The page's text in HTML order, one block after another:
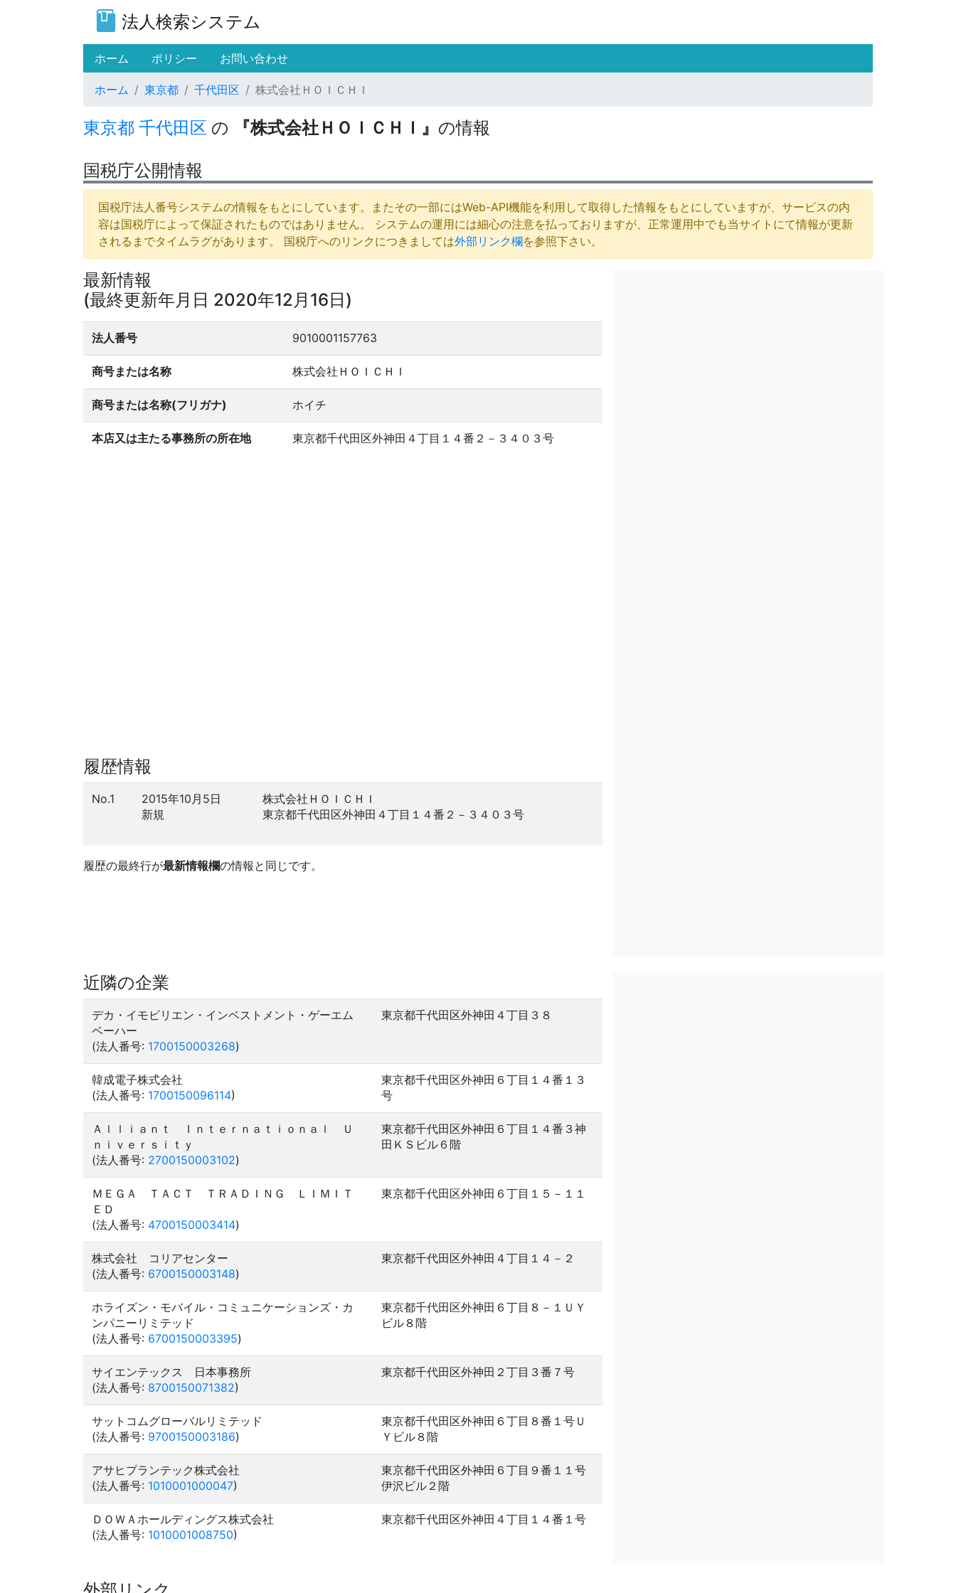
法人検索システム
ホーム (current)
ポリシー お問い合わせ
ホーム 東京都 千代田区 株式会社ＨＯＩＣＨＩ
東京都 千代田区 の 『株式会社ＨＯＩＣＨＩ』 の情報
国税庁公開情報
国税庁法人番号システムの情報をもとにしています。またその一部にはWeb-API機能を利用して取得した情報をもとにしていますが、サービスの内
容は国税庁によって保証されたものではありません。 システムの運用には細心の注意を払っておりますが、正常運用中でも当サイトにて情報が更新
されるまでタイムラグがあります。 国税庁へのリンクにつきましては外部リンク欄を参照下さい。
最新情報
(最終更新年月日 2020年12月16日)
法人番号 9010001157763
商号または名称 株式会社ＨＯＩＣＨＩ
商号または名称(フリガナ) ホイチ
本店又は主たる事務所の所在地 東京都千代田区外神田４丁目１４番２－３４０３号
履歴情報
No.1
2015年10月5日
新規
株式会社ＨＯＩＣＨＩ
東京都千代田区外神田４丁目１４番２－３４０３号
履歴の最終行が最新情報欄の情報と同じです。
近隣の企業
デカ・イモビリエン・インベストメント・ゲーエム
ベーハー
(法人番号: 1700150003268)
東京都千代田区外神田４丁目３８
韓成電子株式会社
(法人番号: 1700150096114)
東京都千代田区外神田６丁目１４番１３
号
Ａｌｌｉａｎｔ Ｉｎｔｅｒｎａｔｉｏｎａｌ Ｕ
ｎｉｖｅｒｓｉｔｙ
(法人番号: 2700150003102)
東京都千代田区外神田６丁目１４番３神
田ＫＳビル６階
ＭＥＧＡ ＴＡＣＴ ＴＲＡＤＩＮＧ ＬＩＭＩＴ
ＥＤ
(法人番号: 4700150003414)
東京都千代田区外神田６丁目１５－１１
株式会社 コリアセンター
(法人番号: 6700150003148)
東京都千代田区外神田４丁目１４－２
ホライズン・モバイル・コミュニケーションズ・カ
ンパニーリミテッド
(法人番号: 6700150003395)
東京都千代田区外神田６丁目８－１ＵＹ
ビル８階
サイエンテックス 日本事務所
(法人番号: 8700150071382)
東京都千代田区外神田２丁目３番７号
サットコムグローバルリミテッド
(法人番号: 9700150003186)
東京都千代田区外神田６丁目８番１号Ｕ
Ｙビル８階
アサヒプランテック株式会社
(法人番号: 1010001000047)
東京都千代田区外神田６丁目９番１１号
伊沢ビル２階
ＤＯＷＡホールディングス株式会社
(法人番号: 1010001008750)
東京都千代田区外神田４丁目１４番１号